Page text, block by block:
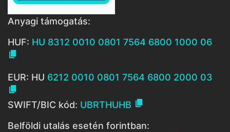
Anyagi támogatás:
HUF: HU 8312 0010 0801 7564 6800 1000 06

EUR: HU 6212 0010 0801 7564 6800 2000 03

SWIFT/BIC kód: UBRTHUHB 
Belföldi utalás esetén forintban: